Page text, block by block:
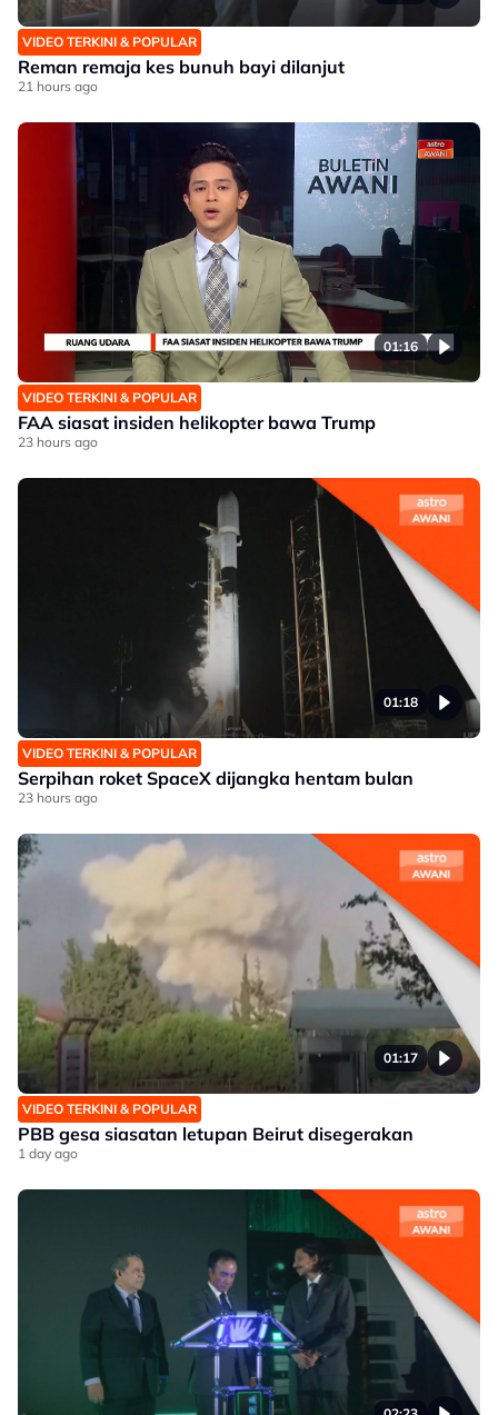
VIDEO TERKINI & POPULAR
Reman remaja kes bunuh bayi dilanjut
21 hours ago
01:16
VIDEO TERKINI & POPULAR
FAA siasat insiden helikopter bawa Trump
23 hours ago
01:18
VIDEO TERKINI & POPULAR
Serpihan roket SpaceX dijangka hentam bulan
23 hours ago
01:17
VIDEO TERKINI & POPULAR
PBB gesa siasatan letupan Beirut disegerakan
1 day ago